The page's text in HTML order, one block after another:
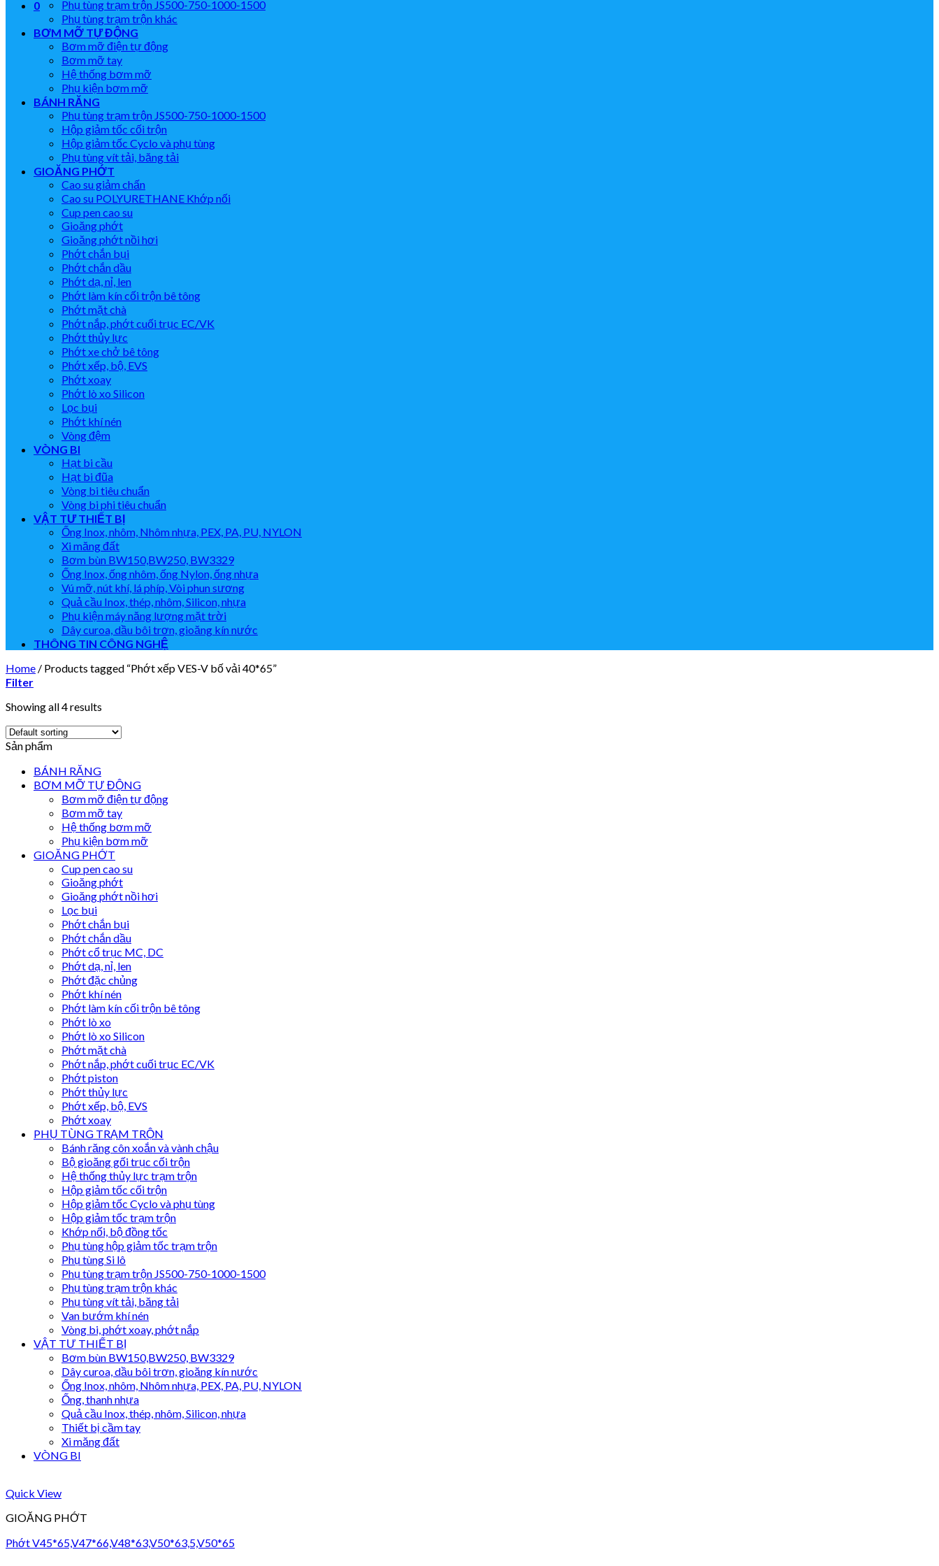
0
Phụ tùng trạm trộn JS500-750-1000-1500
Phụ tùng trạm trộn khác
BƠM MỠ TỰ ĐỘNG
Bơm mỡ điện tự động
Bơm mỡ tay
Hệ thống bơm mỡ
Phụ kiện bơm mỡ
BÁNH RĂNG
Phụ tùng trạm trộn JS500-750-1000-1500
Hộp giảm tốc cối trộn
Hộp giảm tốc Cyclo và phụ tùng
Phụ tùng vít tải, băng tải
GIOĂNG PHỚT
Cao su giảm chấn
Cao su POLYURETHANE Khớp nối
Cup pen cao su
Gioăng phớt
Gioăng phớt nồi hơi
Phớt chắn bụi
Phớt chắn dầu
Phớt dạ, nỉ, len
Phớt làm kín cối trộn bê tông
Phớt mặt chà
Phớt nắp, phớt cuối trục EC/VK
Phớt thủy lực
Phớt xe chở bê tông
Phớt xếp, bộ, EVS
Phớt xoay
Phớt lò xo Silicon
Lọc bụi
Phớt khí nén
Vòng đệm
VÒNG BI
Hạt bi cầu
Hạt bi đũa
Vòng bi tiêu chuẩn
Vòng bi phi tiêu chuẩn
VẬT TƯ THIẾT BỊ
Ống Inox, nhôm, Nhôm nhựa, PEX, PA, PU, NYLON
Xi măng đất
Bơm bùn BW150,BW250, BW3329
Ống Inox, ống nhôm, ống Nylon, ống nhựa
Vú mỡ, nút khí, lá phíp, Vòi phun sương
Quả cầu Inox, thép, nhôm, Silicon, nhựa
Phụ kiện máy năng lượng mặt trời
Dây curoa, dầu bôi trơn, gioăng kín nước
THÔNG TIN CÔNG NGHỆ
Home / Products tagged “Phớt xếp VES-V bố vải 40*65”
Filter
Showing all 4 results
Sản phẩm
BÁNH RĂNG
BƠM MỠ TỰ ĐỘNG
Bơm mỡ điện tự động
Bơm mỡ tay
Hệ thống bơm mỡ
Phụ kiện bơm mỡ
GIOĂNG PHỚT
Cup pen cao su
Gioăng phớt
Gioăng phớt nồi hơi
Lọc bụi
Phớt chắn bụi
Phớt chắn dầu
Phớt cổ trục MC, DC
Phớt dạ, nỉ, len
Phớt đặc chủng
Phớt khí nén
Phớt làm kín cối trộn bê tông
Phớt lò xo
Phớt lò xo Silicon
Phớt mặt chà
Phớt nắp, phớt cuối trục EC/VK
Phớt piston
Phớt thủy lực
Phớt xếp, bộ, EVS
Phớt xoay
PHỤ TÙNG TRẠM TRỘN
Bánh răng côn xoắn và vành chậu
Bộ gioăng gối trục cối trộn
Hệ thống thủy lực trạm trộn
Hộp giảm tốc cối trộn
Hộp giảm tốc Cyclo và phụ tùng
Hộp giảm tốc trạm trộn
Khớp nối, bộ đồng tốc
Phụ tùng hộp giảm tốc trạm trộn
Phụ tùng Si lô
Phụ tùng trạm trộn JS500-750-1000-1500
Phụ tùng trạm trộn khác
Phụ tùng vít tải, băng tải
Van bướm khí nén
Vòng bi, phớt xoay, phớt nắp
VẬT TƯ THIẾT BỊ
Bơm bùn BW150,BW250, BW3329
Dây curoa, dầu bôi trơn, gioăng kín nước
Ống Inox, nhôm, Nhôm nhựa, PEX, PA, PU, NYLON
Ống, thanh nhựa
Quả cầu Inox, thép, nhôm, Silicon, nhựa
Thiết bị cầm tay
Xi măng đất
VÒNG BI
Quick View
GIOĂNG PHỚT
Phớt V45*65,V47*66,V48*63,V50*63,5,V50*65